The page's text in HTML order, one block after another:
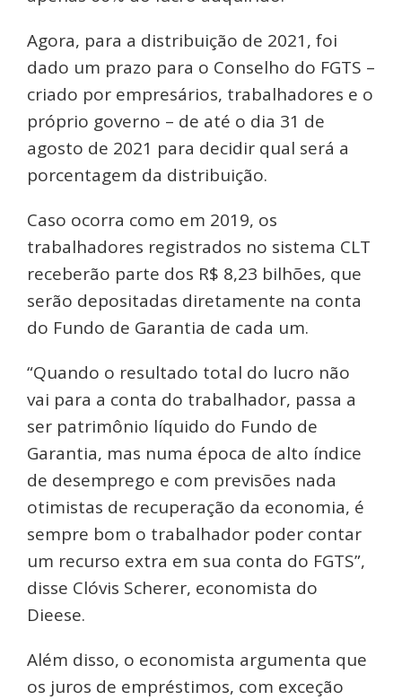
Agora, para a distribuição de 2021, foi
dado um prazo para o Conselho do FGTS –
criado por empresários, trabalhadores e o
próprio governo – de até o dia 31 de
agosto de 2021 para decidir qual será a
porcentagem da distribuição.
Caso ocorra como em 2019, os
trabalhadores registrados no sistema CLT
receberão parte dos R$ 8,23 bilhões, que
serão depositadas diretamente na conta
do Fundo de Garantia de cada um.
“Quando o resultado total do lucro não
vai para a conta do trabalhador, passa a
ser patrimônio líquido do Fundo de
Garantia, mas numa época de alto índice
de desemprego e com previsões nada
otimistas de recuperação da economia, é
sempre bom o trabalhador poder contar
um recurso extra em sua conta do FGTS”,
disse Clóvis Scherer, economista do
Dieese.
Além disso, o economista argumenta que
os juros de empréstimos, com exceção